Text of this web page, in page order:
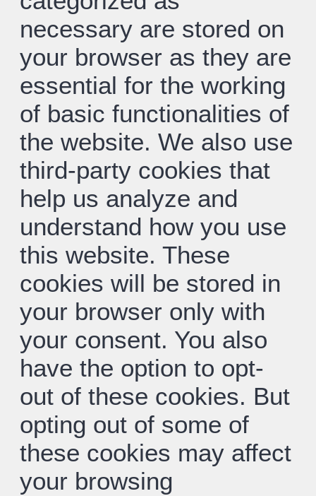
necessary are stored on
your browser as they are
essential for the working
of basic functionalities of
the website. We also use
third-party cookies that
help us analyze and
understand how you use
this website. These
cookies will be stored in
your browser only with
your consent. You also
have the option to opt-
out of these cookies. But
opting out of some of
these cookies may affect
your browsing